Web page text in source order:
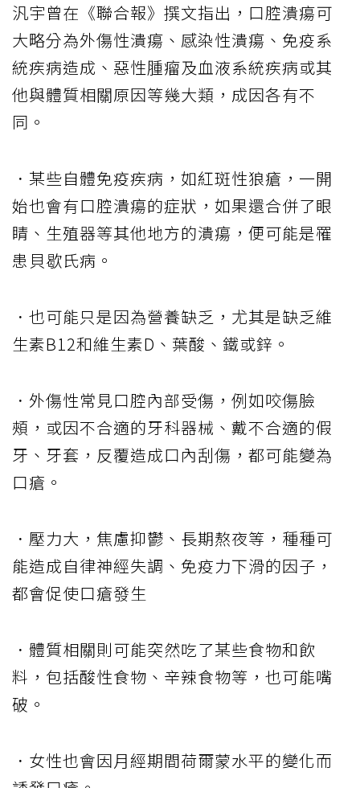
汎宇曾在《聯合報》撰文指出，口腔潰瘍可
大略分為外傷性潰瘍、感染性潰瘍、免疫系
統疾病造成、惡性腫瘤及血液系統疾病或其
他與體質相關原因等幾大類，成因各有不
同。
．某些自體免疫疾病，如紅斑性狼瘡，一開
始也會有口腔潰瘍的症狀，如果還合併了眼
睛、生殖器等其他地方的潰瘍，便可能是罹
患貝歇氏病。
．也可能只是因為營養缺乏，尤其是缺乏維
生素B12和維生素D、葉酸、鐵或鋅。
．外傷性常見口腔內部受傷，例如咬傷臉
頰，或因不合適的牙科器械、戴不合適的假
牙、牙套，反覆造成口內刮傷，都可能變為
口瘡。
．壓力大，焦慮抑鬱、長期熬夜等，種種可
能造成自律神經失調、免疫力下滑的因子，
都會促使口瘡發生
．體質相關則可能突然吃了某些食物和飲
料，包括酸性食物、辛辣食物等，也可能嘴
破。
．女性也會因月經期間荷爾蒙水平的變化而